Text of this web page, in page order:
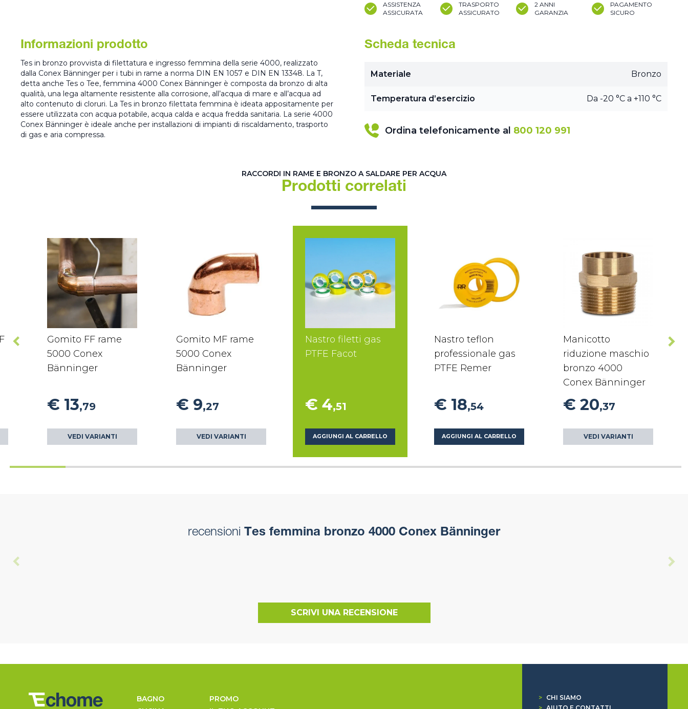
ASSISTENZA
ASSICURATA
TRASPORTO
ASSICURATO
2 ANNI
GARANZIA
PAGAMENTO
SICURO
Informazioni prodotto
Tes in bronzo provvista di filettatura e ingresso femmina della serie 4000, realizzato
dalla Conex Bänninger per i tubi in rame a norma DIN EN 1057 e DIN EN 13348. La T,
detta anche Tes o Tee, femmina 4000 Conex Bänninger è composta da bronzo di alta
qualità, una lega altamente resistente alla corrosione, all’acqua di mare e all’acqua ad
alto contenuto di cloruri. La Tes in bronzo filettata femmina è ideata appositamente per
essere utilizzata con acqua potabile, acqua calda e acqua fredda sanitaria. La serie 4000
Conex Bänninger è ideale anche per installazioni di impianti di riscaldamento, trasporto
di gas e aria compressa.
Scheda tecnica
Materiale Bronzo
Temperatura d’esercizio Da -20 °C a +110 °C
Ordina telefonicamente al 800 120 991
RACCORDI IN RAME E BRONZO A SALDARE PER ACQUA
Prodotti correlati
Gomito FF rame
5000 Conex
Bänninger
€ 13,79
VEDI VARIANTI
Gomito MF rame
5000 Conex
Bänninger
€ 9,27
VEDI VARIANTI
Nastro filetti gas
PTFE Facot
€ 4,51
AGGIUNGI AL CARRELLO
Nastro teflon
professionale gas
PTFE Remer
€ 18,54
AGGIUNGI AL CARRELLO
Manicotto
riduzione maschio
bronzo 4000
Conex Bänninger
€ 20,37
VEDI VARIANTI
recensioni Tes femmina bronzo 4000 Conex Bänninger
SCRIVI UNA RECENSIONE
BAGNO
PROMO
>
CHI SIAMO